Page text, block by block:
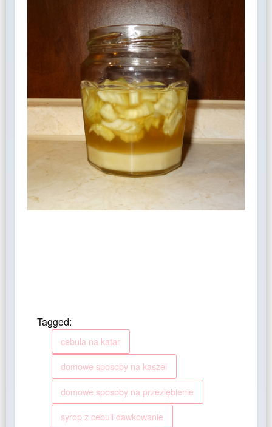
Tagged:
cebula na katar
domowe sposoby na kaszel
domowe sposoby na przeziębienie
syrop z cebuli dawkowanie